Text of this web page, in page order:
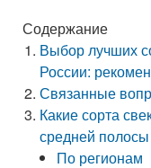
Содержание
Выбор лучших
России:
Связанные
Какие сорта
средней
По регионам